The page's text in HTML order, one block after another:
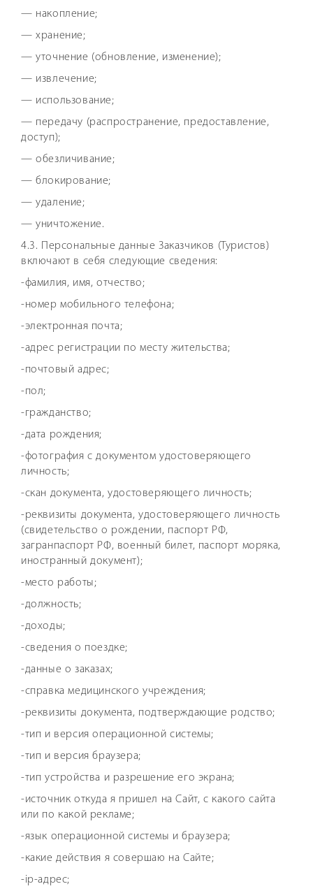
— накопление;
— хранение;
— уточнение (обновление, изменение);
— извлечение;
— использование;
— передачу (распространение, предоставление,
доступ);
— обезличивание;
— блокирование;
— удаление;
— уничтожение.
4.3. Персональные данные Заказчиков (Туристов)
включают в себя следующие сведения:
-фамилия, имя, отчество;
-номер мобильного телефона;
-электронная почта;
-адрес регистрации по месту жительства;
-почтовый адрес;
-пол;
-гражданство;
-дата рождения;
-фотография с документом удостоверяющего
личность;
-скан документа, удостоверяющего личность;
-реквизиты документа, удостоверяющего личность
(свидетельство о рождении, паспорт РФ,
загранпаспорт РФ, военный билет, паспорт моряка,
иностранный документ);
-место работы;
-должность;
-доходы;
-сведения о поездке;
-данные о заказах;
-справка медицинского учреждения;
-реквизиты документа, подтверждающие родство;
-тип и версия операционной системы;
-тип и версия браузера;
-тип устройства и разрешение его экрана;
-источник откуда я пришел на Сайт, с какого сайта
или по какой рекламе;
-язык операционной системы и браузера;
-какие действия я совершаю на Сайте;
-ip-адрес;